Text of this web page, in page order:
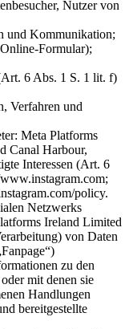
Nutzer von
und Kommunikation;
Formular);
6 Abs. 1 S. 1 lit. f)
Verfahren und
Meta Platforms
Canal Harbour,
Interessen (Art. 6
policy.
Netzwerks
Ireland Limited
von Daten
zu den
mit denen sie
Handlungen
bereitgestellte